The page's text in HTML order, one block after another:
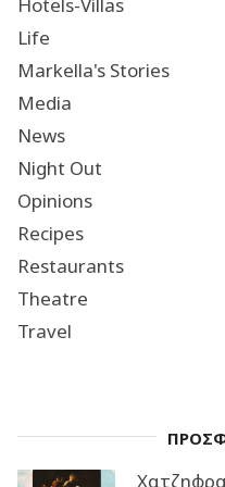
Life
Markella's Stories
Media
News
Night Out
Opinions
Recipes
Restaurants
Theatre
Travel